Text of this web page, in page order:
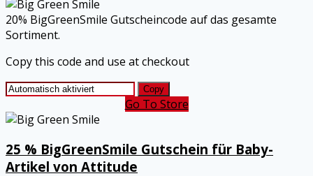
20% BigGreenSmile Gutscheincode auf das gesamte
Sortiment.
Copy this code and use at checkout
Copy
Go To Store
25 % BigGreenSmile Gutschein für Baby-
Artikel von Attitude